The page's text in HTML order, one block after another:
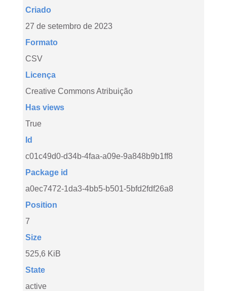
Criado
27 de setembro de 2023
Formato
CSV
Licença
Creative Commons Atribuição
Has views
True
Id
c01c49d0-d34b-4faa-a09e-9a848b9b1ff8
Package id
a0ec7472-1da3-4bb5-b501-5bfd2fdf26a8
Position
7
Size
525,6 KiB
State
active